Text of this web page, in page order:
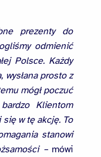
prezenty do
odmienić
Polsce. Każdy
wysłana prosto z
mógł poczuć
Klientom
się w tę akcję. To
stanowi
– mówi